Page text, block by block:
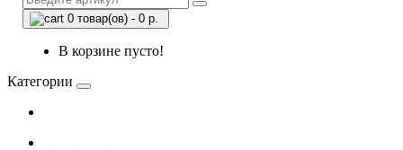
0 товар(ов) - 0 р.
В корзине пусто!
Категории